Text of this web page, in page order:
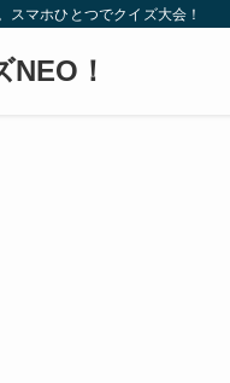
スマホひとつでクイズ大会！
！